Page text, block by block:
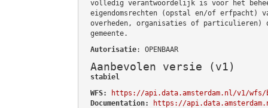
volledig verantwoordelijk is voor het
eigendomsrechten (opstal en/of erfpacht)
overheden, organisaties of particulieren)
gemeente.
Autorisatie: OPENBAAR
Aanbevolen versie (v1)
stabiel
WFS:
https://api.data.amsterdam.nl/v1/wfs/
Documentation:
https://